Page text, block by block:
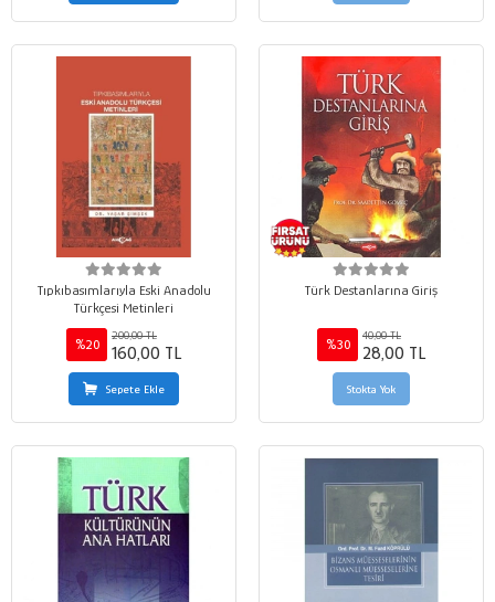
Tıpkıbasımlarıyla Eski Anadolu
Türkçesi Metinleri
%20
200,00 TL
160,00 TL
Sepete Ekle
Türk Destanlarına Giriş
%30
40,00 TL
28,00 TL
Stokta Yok